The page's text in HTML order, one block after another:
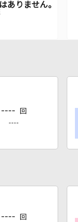
---- 回
----
---- 回